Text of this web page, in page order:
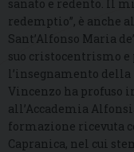
sanato e redento. Il
redemptio”, è anche
Sant’Alfonso Maria
suo cristocentrismo
l’insegnamento
Vincenzo ha profuso
all’Accademia
formazione ricevuta
Capranica, nel cui